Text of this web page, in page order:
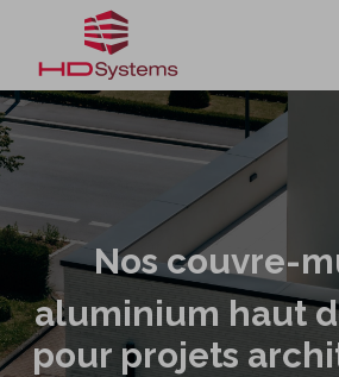
Nos couvre-
aluminium haut
pour projets